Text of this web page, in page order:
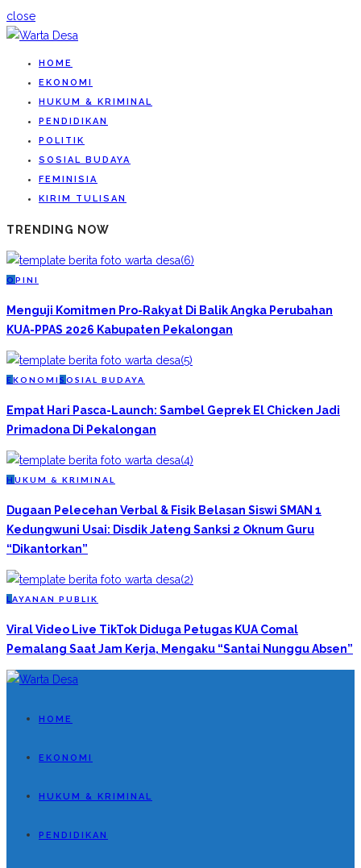
close
HOME
EKONOMI
HUKUM & KRIMINAL
PENDIDIKAN
POLITIK
SOSIAL BUDAYA
FEMINISIA
KIRIM TULISAN
TRENDING NOW
O PINI
Menguji Komitmen Pro-Rakyat Di Balik Angka Perubahan
KUA-PPAS 2026 Kabupaten Pekalongan
EKONOMI S OSIAL BUDAYA
Empat Hari Pasca-Launch: Sambel Geprek El Chicken Jadi
Primadona Di Pekalongan
H UKUM & KRIMINAL
Dugaan Pelecehan Verbal & Fisik Belasan Siswi SMAN 1
Kedungwuni Usai: Disdik Jateng Sanksi 2 Oknum Guru
“Dikantorkan”
L AYANAN PUBLIK
Viral Video Live TikTok Diduga Petugas KUA Comal
Pemalang Saat Jam Kerja, Mengaku “Santai Nunggu Absen”
HOME
EKONOMI
HUKUM & KRIMINAL
PENDIDIKAN